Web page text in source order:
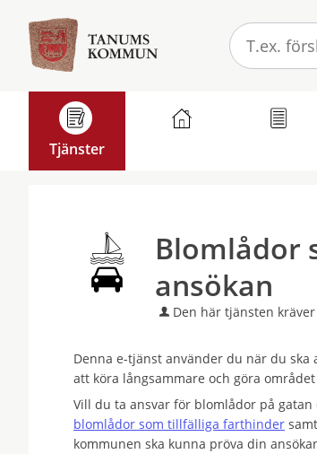
tjänster
Tanums
kommun
Tjänster
Blomlådor
ansökan
Den här tjänsten
Denna e-tjänst använder du när du
att köra långsammare och göra
Vill du ta ansvar för blomlådor på
blomlådor som tillfälliga farthinder
kommunen ska kunna pröva din